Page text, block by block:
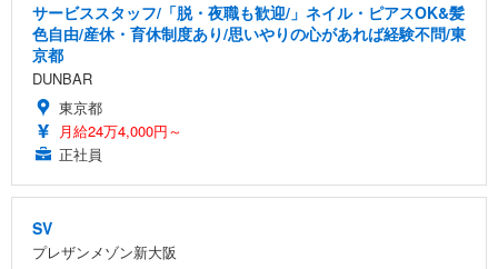
サービススタッフ/「脱・夜職も歓迎/」ネイル・ピアスOK&髪
色自由/産休・育休制度あり/思いやりの心があれば経験不問/東
京都
DUNBAR
東京都
月給24万4,000円～
正社員
SV
プレザンメゾン新大阪